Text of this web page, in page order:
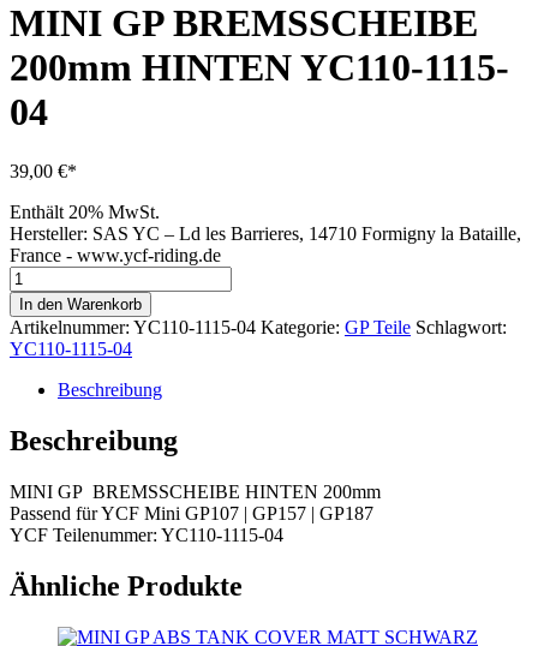
MINI GP BREMSSCHEIBE
200mm HINTEN YC110-1115-
04
39,00 €
Enthält 20% MwSt.
Hersteller: SAS YC – Ld les Barrieres, 14710 Formigny la Bataille,
France - www.ycf-riding.de
MINI
GP
BREMSSCHEIBE
200mm
HINTEN
YC110-
04
Menge
In den Warenkorb
Artikelnummer: YC110-1115-04 Kategorie: GP Teile Schlagwort:
YC110-1115-04
Beschreibung
Beschreibung
MINI GP BREMSSCHEIBE HINTEN 200mm
Passend für YCF Mini GP107 | GP157 | GP187
YCF Teilenummer: YC110-1115-04
Ähnliche Produkte